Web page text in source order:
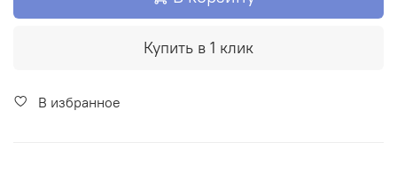
Купить в 1 клик
В избранное